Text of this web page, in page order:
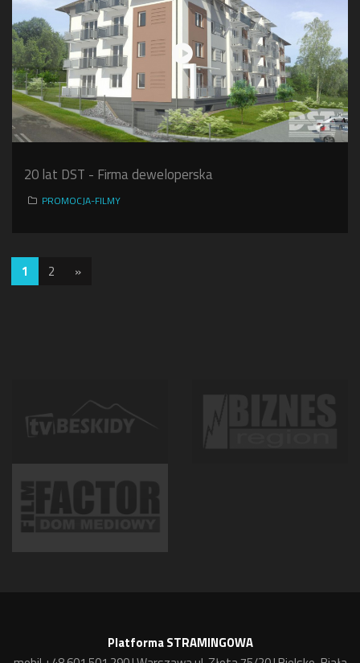
20 lat DST - Firma deweloperska
PROMOCJA-FILMY
1 2 »
Platforma STRAMINGOWA